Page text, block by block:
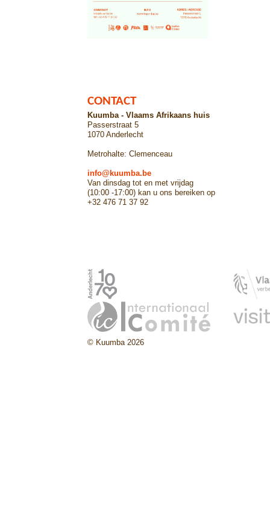
CONTACT
Kuumba - Vlaams Afrikaans huis
Passerstraat 5
1070 Anderlecht
Metrohalte: Clemenceau
info@kuumba.be
Van dinsdag tot en met vrijdag
(10:00 -17:00) kan u ons bereiken op
+32 476 71 37 92
© Kuumba 2026